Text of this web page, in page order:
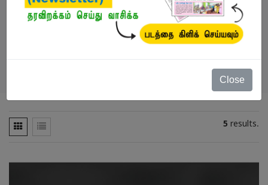
Close
நூல்கள் /
இந்திய கிளாசிக் வாழ்க்கை வரலாறு /
தன்வரலாறு
5 results.